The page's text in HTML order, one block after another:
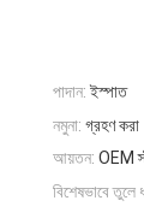
পাদান: ইস্পাত
নমুনা: গ্রহণ করা
আয়তন: OEM
বিশেষভাবে তুলে